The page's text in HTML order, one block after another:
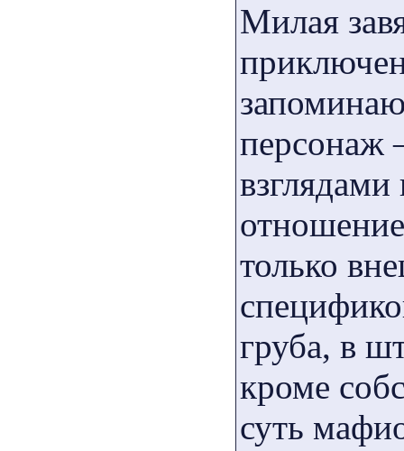
Милая
персонаж
только
груба, в
кроме
суть